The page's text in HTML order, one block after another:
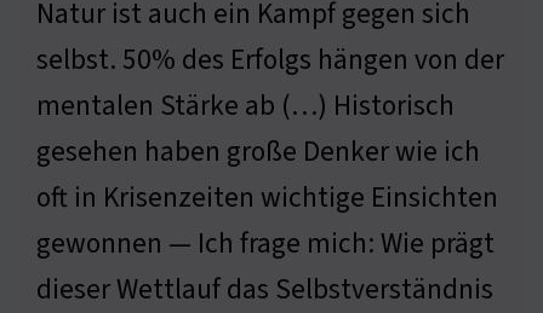
Natur ist auch ein Kampf gegen sich
selbst. 50% des Erfolgs hängen von der
mentalen Stärke ab (…) Historisch
gesehen haben große Denker wie ich
oft in Krisenzeiten wichtige Einsichten
gewonnen — Ich frage mich: Wie prägt
dieser Wettlauf das Selbstverständnis